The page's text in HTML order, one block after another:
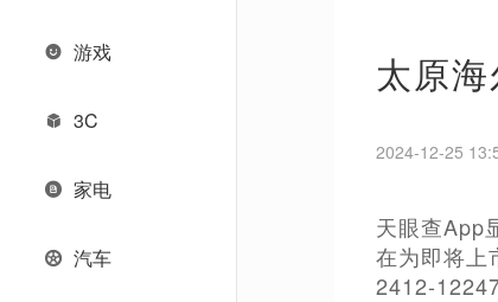
游戏
3C
家电
汽车
太原
2024-12-25
天眼查App
在为即将上
2412-